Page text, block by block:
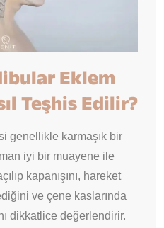
Eklem
Teşhis Edilir?
genellikle karmaşık bir
iyi bir muayene ile
kapanışını, hareket
ve çene kaslarında
dikkatlice değerlendirir.